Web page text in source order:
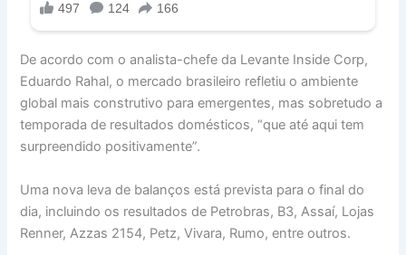
De acordo com o analista-chefe da Levante Inside Corp,
Eduardo Rahal, o mercado brasileiro refletiu o ambiente
global mais construtivo para emergentes, mas sobretudo a
temporada de resultados domésticos, “que até aqui tem
surpreendido positivamente”.
Uma nova leva de balanços está prevista para o final do
dia, incluindo os resultados de Petrobras, B3, Assaí, Lojas
Renner, Azzas 2154, Petz, Vivara, Rumo, entre outros.